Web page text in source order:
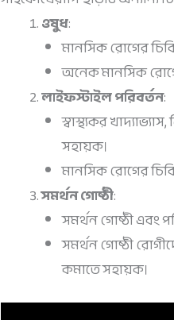
ওষুধ:
মানসিক রোগের
অনেক মানসিক
লাইফস্টাইল পরিবর্তন:
স্বাস্থ্যকর
সহায়ক।
মানসিক রোগের
সমর্থন গোষ্ঠী:
সমর্থন গোষ্ঠী এবং
সমর্থন গোষ্ঠী
কমাতে সহায়ক।